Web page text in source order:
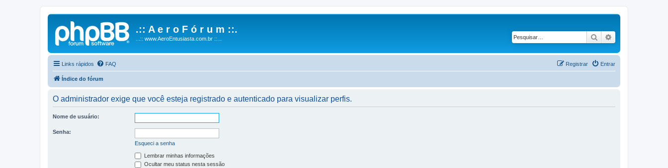
.:: A e r o F ó r u m ::.
...:: www.AeroEntusiasta.com.br ::... Pesquisar
Links rápidos FAQ Entrar
Registrar
Índice do fórum
O administrador exige que você esteja registrado e autenticado para visualizar perfis.
Nome de usuário:
Senha:
Esqueci a senha
Lembrar minhas informações
Ocultar meu status nesta sessão